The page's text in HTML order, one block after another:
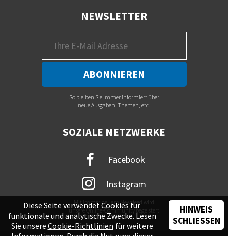
NEWSLETTER
So bleiben Sie immer informiert über
neue Ausgaben, Themen, etc.
SOZIALE NETZWERKE
Facebook
Instagram
Mit immer neuem Newsfeed wird
unsere Online-Community begeistert
Diese Seite verwendet Cookies für
funktionale und analytische Zwecke. Lesen
Sie unsere Cookie-Richtlinien für weitere
HINWEIS
SCHLIESSEN